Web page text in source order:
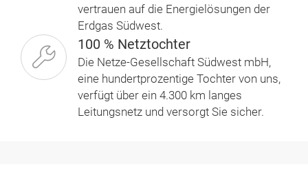
vertrauen auf die Energielösungen der
Erdgas Südwest.
100 % Netztochter
Die Netze-Gesellschaft Südwest mbH,
eine hundertprozentige Tochter von uns,
verfügt über ein 4.300 km langes
Leitungsnetz und versorgt Sie sicher.